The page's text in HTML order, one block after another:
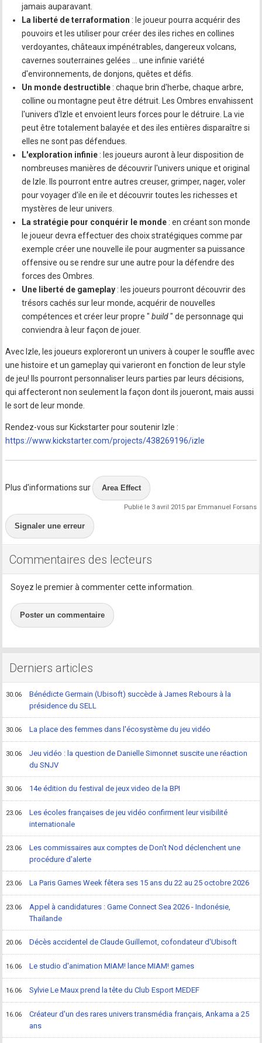
jamais auparavant.
La liberté de terraformation : le joueur pourra acquérir des
pouvoirs et les utiliser pour créer des iles riches en collines
verdoyantes, châteaux impénétrables, dangereux volcans,
cavernes souterraines gelées … une infinie variété
d'environnements, de donjons, quêtes et défis.
Un monde destructible : chaque brin d'herbe, chaque arbre,
colline ou montagne peut être détruit. Les Ombres envahissent
l'univers d'Izle et envoient leurs forces pour le détruire. La vie
peut être totalement balayée et des iles entières disparaître si
elles ne sont pas défendues.
L'exploration infinie : les joueurs auront à leur disposition de
nombreuses manières de découvrir l'univers unique et original
de Izle. Ils pourront entre autres creuser, grimper, nager, voler
pour voyager d'ile en ile et découvrir toutes les richesses et
mystères de leur univers.
La stratégie pour conquérir le monde : en créant son monde
le joueur devra effectuer des choix stratégiques comme par
exemple créer une nouvelle ile pour augmenter sa puissance
offensive ou se rendre sur une autre pour la défendre des
forces des Ombres.
Une liberté de gameplay : les joueurs pourront découvrir des
trésors cachés sur leur monde, acquérir de nouvelles
compétences et créer leur propre " build" de personnage qui
conviendra à leur façon de jouer.
Avec Izle, les joueurs exploreront un univers à couper le souffle avec
une histoire et un gameplay qui varieront en fonction de leur style
de jeu! Ils pourront personnaliser leurs parties par leurs décisions,
qui affecteront non seulement la façon dont ils joueront, mais aussi
le sort de leur monde.
Rendez-vous sur Kickstarter pour soutenir Izle :
https://www.kickstarter.com/projects/438269196/izle
Plus d'informations sur Area Effect
Publié le 3 avril 2015 par Emmanuel Forsans
Signaler une erreur
Commentaires des lecteurs
Soyez le premier à commenter cette information.
Poster un commentaire
Derniers articles
30.06
Bénédicte Germain (Ubisoft) succède à James Rebours à la
présidence du SELL
30.06 La place des femmes dans l'écosystème du jeu vidéo
30.06
Jeu vidéo : la question de Danielle Simonnet suscite une réaction
du SNJV
30.06 14e édition du festival de jeux video de la BPI
23.06
Les écoles françaises de jeu vidéo confirment leur visibilité
internationale
23.06
Les commissaires aux comptes de Don't Nod déclenchent une
procédure d'alerte
23.06 La Paris Games Week fêtera ses 15 ans du 22 au 25 octobre 2026
23.06
Appel à candidatures : Game Connect Sea 2026 - Indonésie,
Thaïlande
20.06 Décès accidentel de Claude Guillemot, cofondateur d'Ubisoft
16.06 Le studio d'animation MIAM! lance MIAM! games
16.06 Sylvie Le Maux prend la tête du Club Esport MEDEF
16.06
Créateur d'un des rares univers transmédia français, Ankama a 25
ans